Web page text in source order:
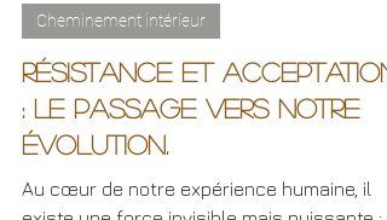
Mireille Magnée
7 nov. 2024
2 min de lecture